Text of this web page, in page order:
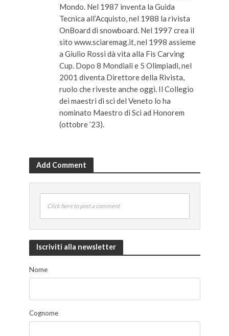
Mondo. Nel 1987 inventa la Guida
Tecnica all’Acquisto, nel 1988 la rivista
OnBoard di snowboard. Nel 1997 crea il
sito www.sciaremag.it, nel 1998 assieme
a Giulio Rossi dà vita alla Fis Carving
Cup. Dopo 8 Mondiali e 5 Olimpiadi, nel
2001 diventa Direttore della Rivista,
ruolo che riveste anche oggi. Il Collegio
dei maestri di sci del Veneto lo ha
nominato Maestro di Sci ad Honorem
(ottobre ’23).
Add Comment
Click here to post a comment
Iscriviti alla newsletter
Nome
Cognome